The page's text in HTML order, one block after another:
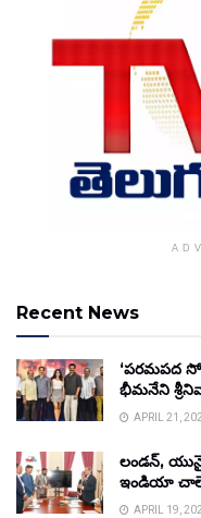
Recent News
‘పరమపద
భీమనేని
APRIL 21,
లండన్,
ఇండియా
APRIL 19,